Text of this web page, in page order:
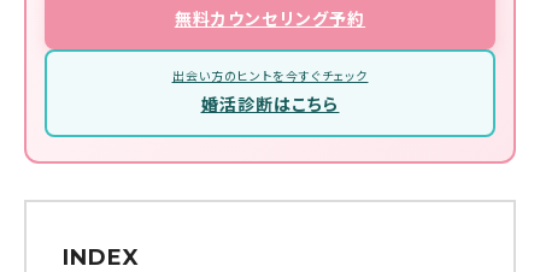
無料カウンセリング予約
出会い方のヒントを今すぐチェック
婚活診断はこちら
INDEX